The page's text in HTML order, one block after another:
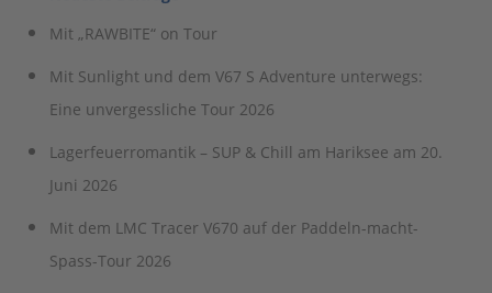
Mit „RAWBITE“ on Tour
Mit Sunlight und dem V67 S Adventure unterwegs:
Eine unvergessliche Tour 2026
Lagerfeuerromantik – SUP & Chill am Hariksee am 20.
Juni 2026
Mit dem LMC Tracer V670 auf der Paddeln-macht-
Spass-Tour 2026